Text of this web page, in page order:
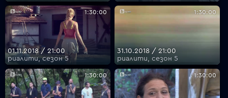
1:30:00
01.11.2018 / 21:00
риалити, сезон 5
1:30:00
31.10.2018 / 21:00
риалити, сезон 5
1:30:00 1:30:00